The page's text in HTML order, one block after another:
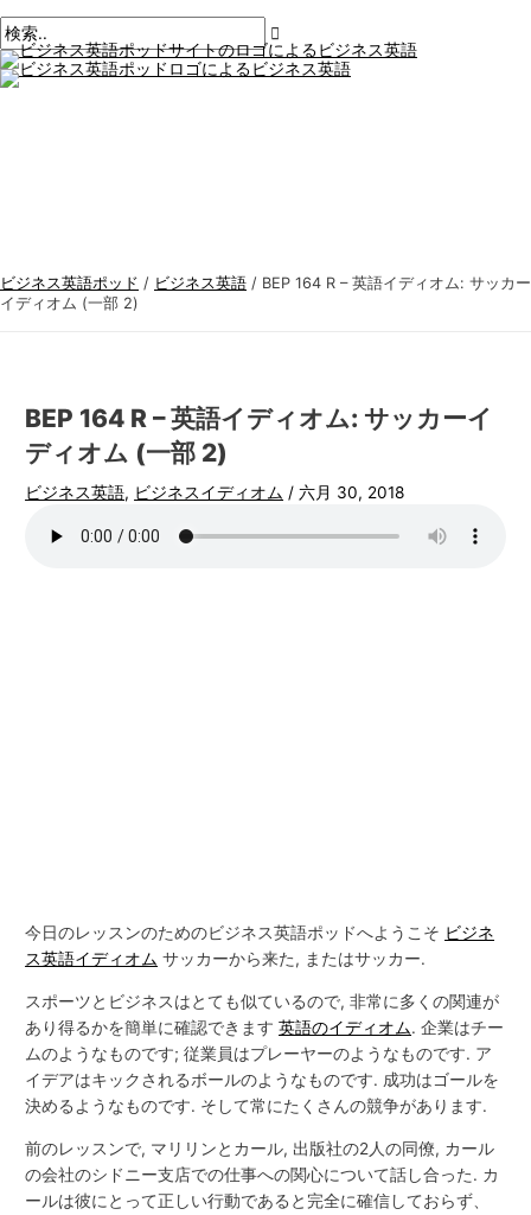
ン
テ
ン
イ
メ
ニ
ュ
ビジネス英語ポッド / ビジネス英語 / BEP 164 R – 英語イディオム: サッカー
イディオム (一部 2)
BEP 164 R – 英語イディオム: サッカーイ
ディオム (一部 2)
ビジネス英語, ビジネスイディオム /六月 30, 2018
今日のレッスンのためのビジネス英語ポッドへようこそ ビジネ
ス英語イディオム サッカーから来た, またはサッカー.
スポーツとビジネスはとても似ているので, 非常に多くの関連が
あり得るかを簡単に確認できます英語のイディオム. 企業はチー
ムのようなものです; 従業員はプレーヤーのようなものです. ア
イデアはキックされるボールのようなものです. 成功はゴールを
決めるようなものです. そして常にたくさんの競争があります.
前のレッスンで, マリリンとカール, 出版社の2人の同僚, カール
の会社のシドニー支店での仕事への関心について話し合った. カ
ールは彼にとって正しい行動であると完全に確信しておらず、
ス
ト
ナ
こ
に
前
*
メ
ー
ビ
ジ
ネ
ク
検
索
す